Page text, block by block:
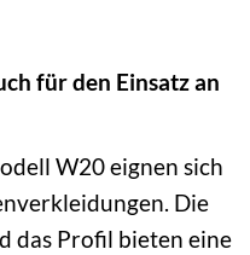
für den Einsatz an
W20 eignen sich
Die
das Profil bieten eine